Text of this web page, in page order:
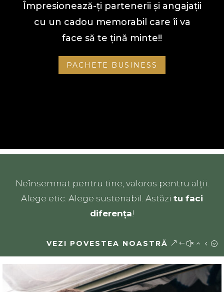
Împresionează-ți partenerii și angajații
cu un cadou memorabil care îi va
face să te țină minte!!
PACHETE BUSINESS
Neînsemnat pentru tine, valoros pentru alții.
Alege etic. Alege sustenabil. Astăzi tu faci
diferența!
VEZI POVESTEA NOASTRĂ